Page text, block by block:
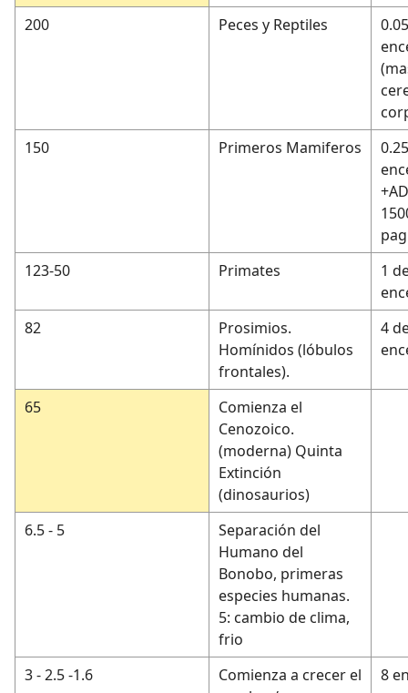
200
Peces y Reptiles
150
Primeros Mamiferos
123-50
Primates
1
82
Prosimios.
Homínidos (lóbulos
frontales).
4
65
Comienza el
Cenozoico.
(moderna) Quinta
Extinción
(dinosaurios)
6.5 - 5
Separación del
Humano del
Bonobo, primeras
especies humanas.
5: cambio de clima,
frio
3 - 2.5 -1.6
Comienza a crecer el
8